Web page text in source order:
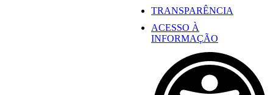
TRANSPARÊNCIA
ACESSO À
INFORMAÇÃO